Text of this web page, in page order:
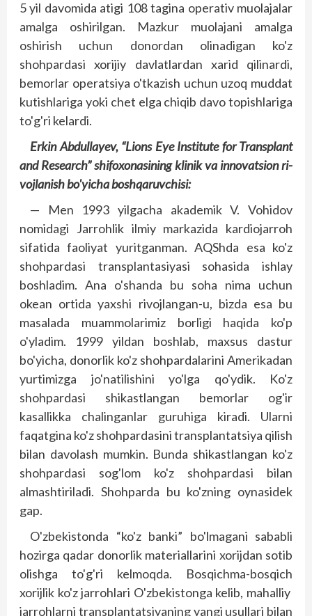
5 yil davomida atigi 108 tagina operativ muolajalar
amalga oshirilgan. Mazkur muolajani amalga
oshirish uchun donordan olinadigan ko'z
shohpardasi xorijiy davlatlardan xarid qilinardi,
bemorlar operatsiya o'tkazish uchun uzoq muddat
kutishlariga yoki chet elga chiqib davo topishlariga
to'g'ri kelardi.
Erkin Abdullayev, “Lions Eye Institute for Transplant
and Research” shifoxonasining klinik va innovatsion ri­
vojlanish bo'yicha boshqaruvchisi:
— Men 1993 yilgacha akademik V. Vohidov
nomidagi Jarrohlik ilmiy markazida kardiojarroh
sifatida faoliyat yuritganman. AQShda esa ko'z
shohpardasi transplanta­siyasi sohasida ishlay
boshladim. Ana o'shanda bu soha nima uchun
okean ortida yaxshi rivoj­langan-u, bizda esa bu
masalada muammolarimiz borligi haqida ko'p
o'yladim. 1999 yildan boshlab, maxsus dastur
bo'yicha, donorlik ko'z shohpardalarini Amerikadan
yurtimizga jo'natilishini yo'lga qo'ydik. Ko'z
shohpardasi shi­kastlangan bemorlar og'ir
kasallikka chalinganlar guruhiga kiradi. Ularni
faqatgina ko'z shohpardasini transplantatsiya qilish
bilan davolash mumkin. Bunda shikastlangan ko'z
shohpardasi sog'lom ko'z shohpardasi bilan
almashtiriladi. Shohparda bu ko'zning oynasidek
gap.
O'zbekistonda “ko'z banki” bo'lmagani sababli
hozirga qadar donorlik materiallarini xorijdan sotib
olishga to'g'ri kelmoqda. Bosqichma-bosqich
xorijlik ko'z jarrohlari O'zbekistonga kelib, mahalliy
jarrohlarni transplantatsiyaning yangi usullari bilan